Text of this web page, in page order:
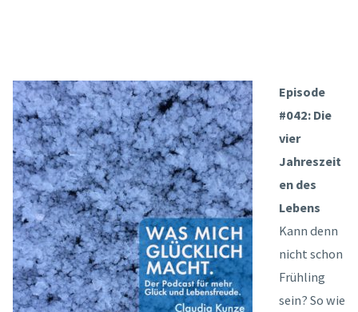
Episode
#042: Die
vier
Jahreszeit
en des
Lebens
Kann denn
nicht schon
Frühling
sein? So wie